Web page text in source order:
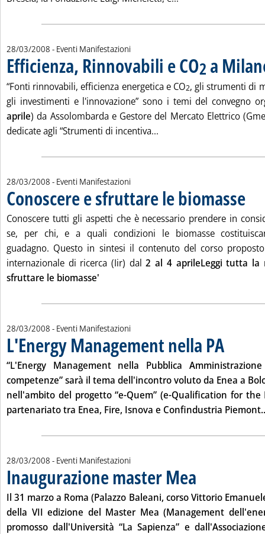
28/03/2008 - Eventi Manifestazioni
Efficienza, Rinnovabili e CO2 a
“Fonti rinnovabili, efficienza energetica e CO2, gli strumenti di
gli investimenti e l'innovazione” sono i temi del convegno
aprile) da Assolombarda e Gestore del Mercato Elettrico
dedicate agli “Strumenti di incentiva...
28/03/2008 - Eventi Manifestazioni
Conoscere e sfruttare le biomasse
Conoscere tutti gli aspetti che è necessario prendere in
se, per chi, e a quali condizioni le biomasse
guadagno. Questo in sintesi il contenuto del corso
internazionale di ricerca (Iir) dal2 al 4 aprileLeggi tutta la
sfruttare le biomasse'
28/03/2008 - Eventi Manifestazioni
L'Energy Management nella PA
“L'Energy Management nella Pubblica
competenze” sarà il tema dell'incontro voluto da Enea a
nell'ambito del progetto “e-Quem” (e-Qualification for the
partenariato tra Enea, Fire, Isnova e Confindustria
28/03/2008 - Eventi Manifestazioni
Inaugurazione master Mea
Il31 marzoa Roma (Palazzo Baleani, corso Vittorio
della VII edizione del Master Mea (Management
promosso dall'Università “La Sapienza” e